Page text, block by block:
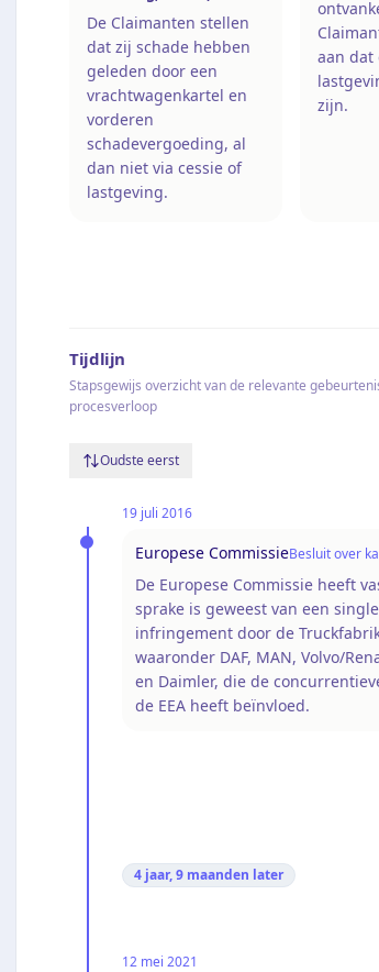
De Claimanten stellen
dat zij schade hebben
geleden door een
vrachtwagenkartel en
vorderen
schadevergoeding, al
dan niet via cessie of
lastgeving.
aan dat
zijn.
Tijdlijn
Stapsgewijs overzicht van de relevante
procesverloop
Oudste eerst
19 juli 2016
Europese CommissieBesluit over
De Europese Commissie heeft
sprake is geweest van een
infringement door de
waaronder DAF, MAN, Volvo/
en Daimler, die de
de EEA heeft beïnvloed.
4 jaar, 9 maanden later
12 mei 2021